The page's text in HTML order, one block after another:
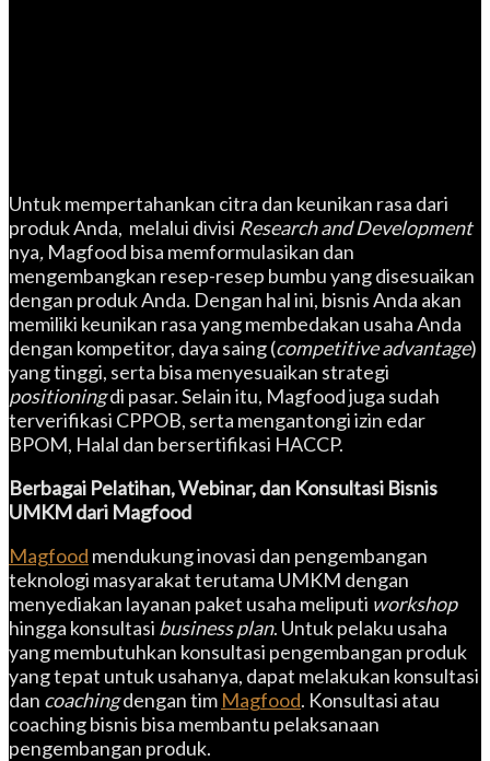
Untuk mempertahankan citra dan keunikan rasa dari
produk Anda, melalui divisi Research and Development
nya, Magfood bisa memformulasikan dan
mengembangkan resep-resep bumbu yang disesuaikan
dengan produk Anda. Dengan hal ini, bisnis Anda akan
memiliki keunikan rasa yang membedakan usaha Anda
dengan kompetitor, daya saing (competitive advantage)
yang tinggi, serta bisa menyesuaikan strategi
positioningdi pasar. Selain itu, Magfood juga sudah
terverifikasi CPPOB, serta mengantongi izin edar
BPOM, Halal dan bersertifikasi HACCP.
Berbagai Pelatihan, Webinar, dan Konsultasi Bisnis
UMKM dari Magfood
Magfood mendukung inovasi dan pengembangan
teknologi masyarakat terutama UMKM dengan
menyediakan layanan paket usaha meliputi workshop
hingga konsultasi business plan. Untuk pelaku usaha
yang membutuhkan konsultasi pengembangan produk
yang tepat untuk usahanya, dapat melakukan konsultasi
dan coachingdengan tim Magfood. Konsultasi atau
coaching bisnis bisa membantu pelaksanaan
pengembangan produk.